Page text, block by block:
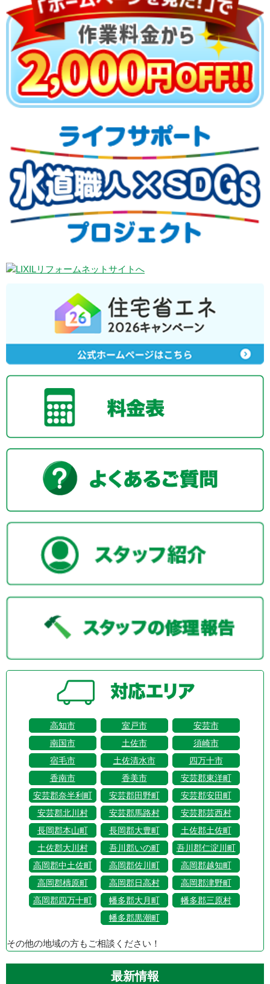
高知市 室戸市
安芸市
南国市
土佐市
須崎市
宿毛市
土佐清水市
四万十市
香南市
香美市
安芸郡東洋町
安芸郡奈半利町
安芸郡田野町
安芸郡安田町
安芸郡北川村
安芸郡馬路村
安芸郡芸西村
長岡郡本山町
長岡郡大豊町
土佐郡土佐町
土佐郡大川村
吾川郡いの町
吾川郡仁淀川町
高岡郡中土佐町
高岡郡佐川町
高岡郡越知町
高岡郡檮原町
高岡郡日高村
高岡郡津野町
高岡郡四万十町
幡多郡大月町
幡多郡三原村
幡多郡黒潮町
その他の地域の方もご相談ください！
最新情報